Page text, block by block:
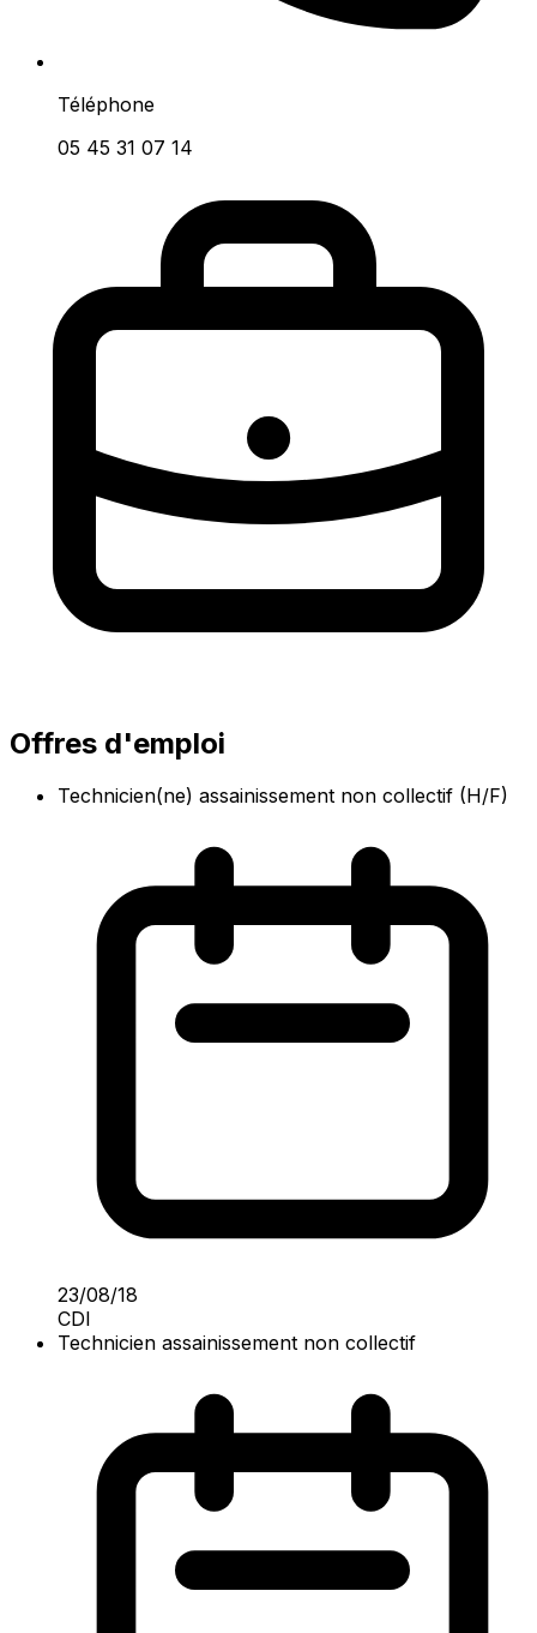
Téléphone
05 45 31 07 14
Offres d'emploi
Technicien(ne) assainissement non collectif (H/F)
23/08/18
CDI
Technicien assainissement non collectif